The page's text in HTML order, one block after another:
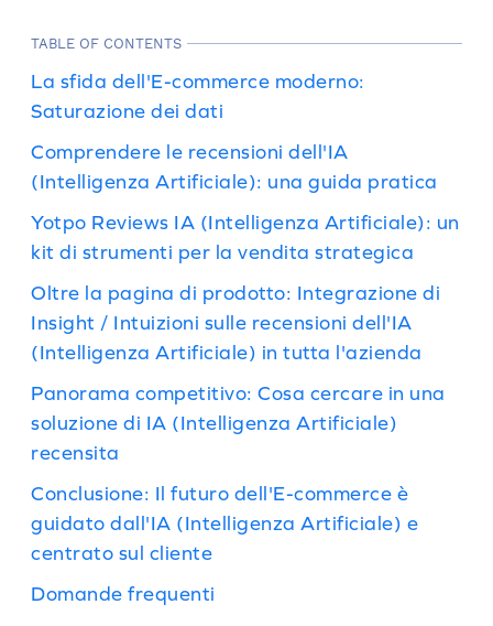
TABLE OF CONTENTS
La sfida dell'E-commerce moderno:
Saturazione dei dati
Comprendere le recensioni dell'IA
(Intelligenza Artificiale): una guida pratica
Yotpo Reviews IA (Intelligenza Artificiale): un
kit di strumenti per la vendita strategica
Oltre la pagina di prodotto: Integrazione di
Insight / Intuizioni sulle recensioni dell'IA
(Intelligenza Artificiale) in tutta l'azienda
Panorama competitivo: Cosa cercare in una
soluzione di IA (Intelligenza Artificiale)
recensita
Conclusione: Il futuro dell'E-commerce è
guidato dall'IA (Intelligenza Artificiale) e
centrato sul cliente
Domande frequenti